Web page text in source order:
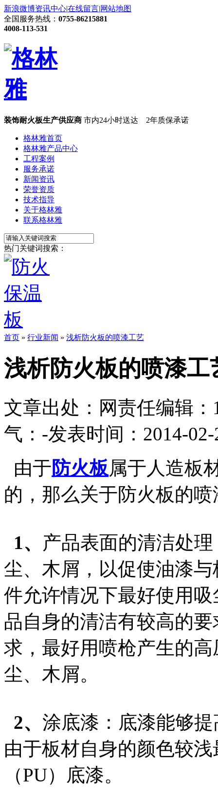
新浪微博资讯中心|在线留言|网站地图
全国服务热线： 0755-86215881
4008-113-531
装饰耐火板生产供应商 市内24小时送达 2年质保承诺
格林雅首页
格林雅产品中心
工程案例
服务承诺
新闻资讯
荣誉资质
技术指导
关于格林雅
联系格林雅
热门关键词搜索：
首页 » 行业新闻 » 浅析防火板的喷漆工艺
浅析防火板的喷漆工
文章出处： 网责任编辑：
气： -发表时间：2014-
由于防火板属于人造板
的，那么关于防火板的
1、 产品表面的清洁处
尘、木屑，以促使油漆
件允许情况下最好使用
品自身的清洁有较高的
求，最好用喷枪产生的
尘、木屑。
2、 涂底漆：底漆能够
由于板材自身的颜色较
（PU）底漆。